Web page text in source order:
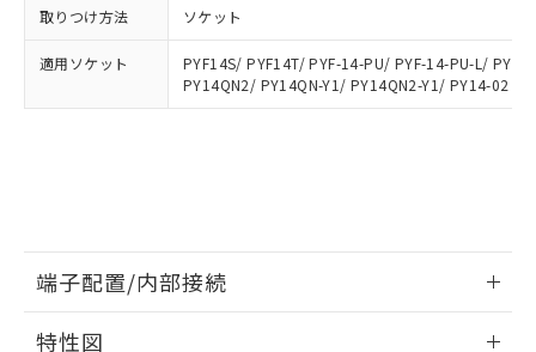
取りつけ方法 ソケット
適用ソケット
PYF14S/ PYF14T/ PYF-14-PU/ PYF-14-PU-L/
PY14QN2/ PY14QN-Y1/ PY14QN2-Y1/ PY14-02
端子配置/内部接続
特性図
引・商談に必要な範囲で利用すること
をご了承ください。
※当社の共同利用者とは、 "個人情報
の共同利用に関して"
の「1.共同利
用者の範囲」に記載されている法人を
51物質の非含有証明書（当社基準）
※本証明書は発行日時点で非含有を証明す
欄に対応日を記載しておりました。
既に当社にて対応品への在庫切替を完了
していることから、特段のことがない限